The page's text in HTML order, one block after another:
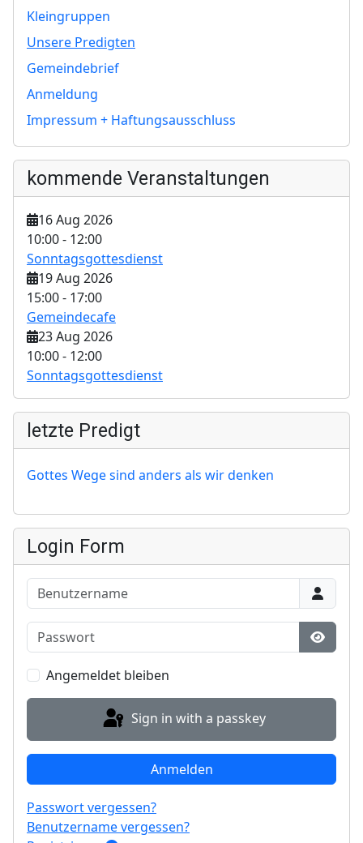
Kleingruppen
Unsere Predigten
Gemeindebrief
Anmeldung
Impressum + Haftungsausschluss
kommende Veranstaltungen
16 Aug 2026
10:00- 12:00
Sonntagsgottesdienst
19 Aug 2026
15:00- 17:00
Gemeindecafe
23 Aug 2026
10:00- 12:00
Sonntagsgottesdienst
letzte Predigt
Gottes Wege sind anders als wir denken
Login Form
Benutzername
Passwort
Show
Angemeldet bleiben
Sign in with a passkey
Anmelden
Passwort vergessen?
Benutzername vergessen?